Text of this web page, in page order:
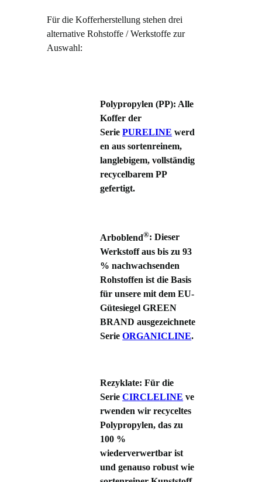
Für die Kofferherstellung stehen drei
alternative Rohstoffe / Werkstoffe zur
Auswahl:
Polypropylen (PP): Alle
Koffer der
SeriePURELINE werd
en aus sortenreinem,
langlebigem, vollständig
recycelbarem PP
gefertigt.
Arboblend®: Dieser
Werkstoff aus bis zu 93
% nachwachsenden
Rohstoffen ist die Basis
für unsere mit dem EU-
Gütesiegel GREEN
BRAND ausgezeichnete
SerieORGANICLINE.
Rezyklate: Für die
SerieCIRCLELINE ve
rwenden wir recyceltes
Polypropylen, das zu
100 %
wiederverwertbar ist
und genauso robust wie